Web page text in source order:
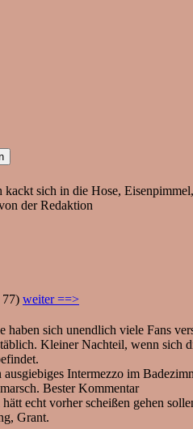
sich in die Hose,
der Redaktion
weiter ==>
haben sich unendlich viele Fans
Kleiner Nachteil, wenn sich
Intermezzo im
Bester Kommentar
echt vorher scheißen gehen
Grant.